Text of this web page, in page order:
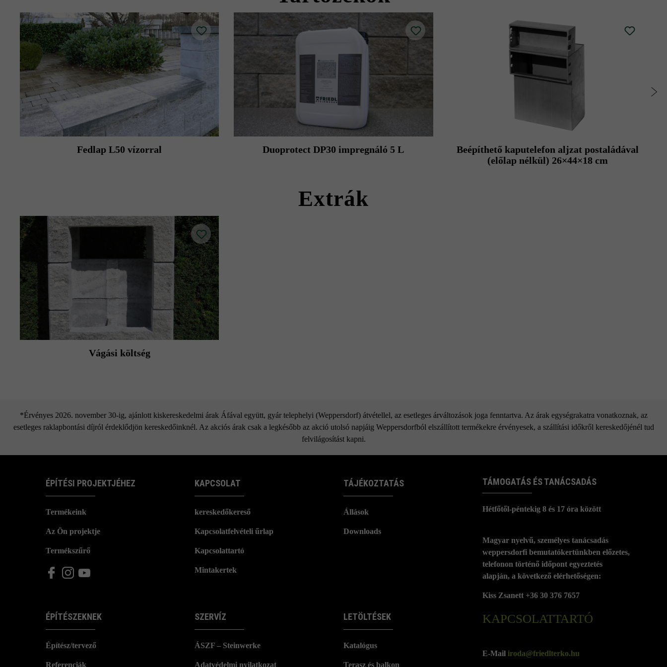
Fedlap L50 vízorral Duoprotect DP30 impregnáló 5 L
Beépíthető kaputelefon aljzat postaládával
(előlap nélkül) 26×44×18 cm
Extrák
Vágási költség
*Érvényes 2026. november 30-ig, ajánlott kiskereskedelmi árak Áfával együtt, gyár telephelyi (Weppersdorf) átvétellel, az esetleges árváltozások joga fenntartva. Az árak egységrakatra vonatkoznak, az
esetleges raklapbontási díjról érdeklődjön kereskedőinknél. Az akciós árak csak a legkésőbb az akció utolsó napjáig Weppersdorfból elszállított termékekre érvényesek, a szállítási időkről kereskedőjénél tud
felvilágosítást kapni.
ÉPÍTÉSI PROJEKTJÉHEZ
Termékeink
Az Ön projektje
Termékszűrő
ÉPÍTÉSZEKNEK
Építész/tervező
Referenciák
KAPCSOLAT
kereskedőkereső
Kapcsolatfelvételi űrlap
Kapcsolattartó
Mintakertek
SZERVÍZ
ÁSZF – Steinwerke
Adatvédelmi nyilatkozat
TÁJÉKOZTATÁS
Állások
Downloads
LETÖLTÉSEK
Katalógus
Terasz és balkon
TÁMOGATÁS ÉS TANÁCSADÁS
Hétfőtől-péntekig 8 és 17 óra között
KAPCSOLATTARTÓ
Magyar nyelvű, személyes tanácsadás
weppersdorfi bemutatókertünkben előzetes,
telefonon történő időpont egyeztetés
alapján, a következő elérhetőségen:
Kiss Zsanett +36 30 376 7657
E-Mail iroda@friedlterko.hu